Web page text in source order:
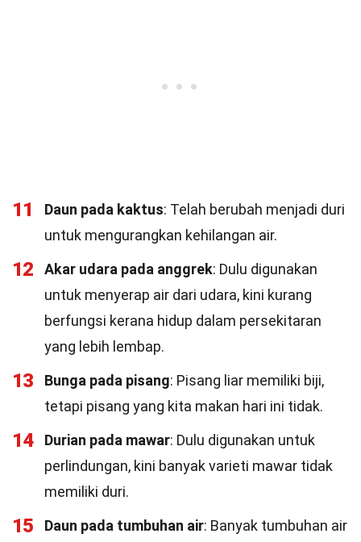
11 Daun pada kaktus: Telah berubah menjadi duri
untuk mengurangkan kehilangan air.
12 Akar udara pada anggrek: Dulu digunakan
untuk menyerap air dari udara, kini kurang
berfungsi kerana hidup dalam persekitaran
yang lebih lembap.
13 Bunga pada pisang: Pisang liar memiliki biji,
tetapi pisang yang kita makan hari ini tidak.
14 Durian pada mawar: Dulu digunakan untuk
perlindungan, kini banyak varieti mawar tidak
memiliki duri.
15 Daun pada tumbuhan air: Banyak tumbuhan air